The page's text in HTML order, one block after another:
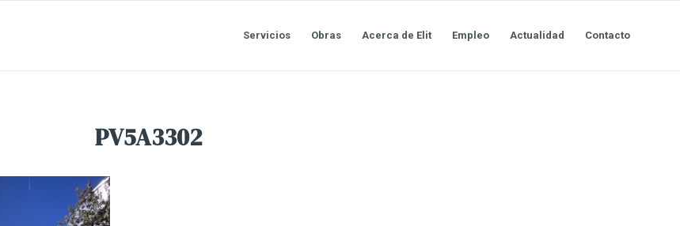
Servicios Obras Acerca de Elit Empleo Actualidad Contacto
PV5A3302